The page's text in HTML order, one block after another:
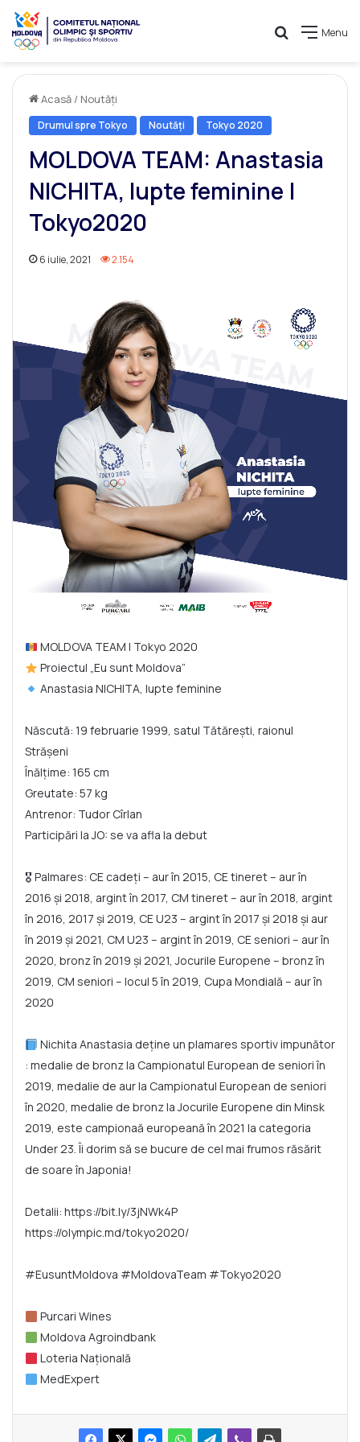
Menu
Caută
Acasă / Noutăți
Drumul spre Tokyo Noutăți Tokyo 2020
MOLDOVA TEAM: Anastasia
NICHITA, lupte feminine |
Tokyo2020
6 iulie, 2021 2.154
MOLDOVA TEAM | Tokyo 2020
Proiectul „Eu sunt Moldova”
Anastasia NICHITA, lupte feminine
Născută: 19 februarie 1999, satul Tătărești, raionul
Strășeni
Înălțime: 165 cm
Greutate: 57 kg
Antrenor: Tudor Cîrlan
Participări la JO: se va afla la debut
🎖 Palmares: CE cadeți – aur în 2015, CE tineret – aur în
2016 și 2018, argint în 2017, CM tineret – aur în 2018, argint
în 2016, 2017 și 2019, CE U23 – argint în 2017 și 2018 și aur
în 2019 și 2021, CM U23 – argint în 2019, CE seniori – aur în
2020, bronz în 2019 și 2021, Jocurile Europene – bronz în
2019, CM seniori – locul 5 în 2019, Cupa Mondială – aur în
2020
Nichita Anastasia deține un plamares sportiv impunător
: medalie de bronz la Campionatul European de seniori în
2019, medalie de aur la Campionatul European de seniori
în 2020, medalie de bronz la Jocurile Europene din Minsk
2019, este campionaă europeană în 2021 la categoria
Under 23. Îi dorim să se bucure de cel mai frumos răsărit
de soare în Japonia!
Detalii: https://bit.ly/3jNWk4P
https://olympic.md/tokyo2020/
#EusuntMoldova #MoldovaTeam #Tokyo2020
Purcari Wines
Moldova Agroindbank
Loteria Națională
MedExpert